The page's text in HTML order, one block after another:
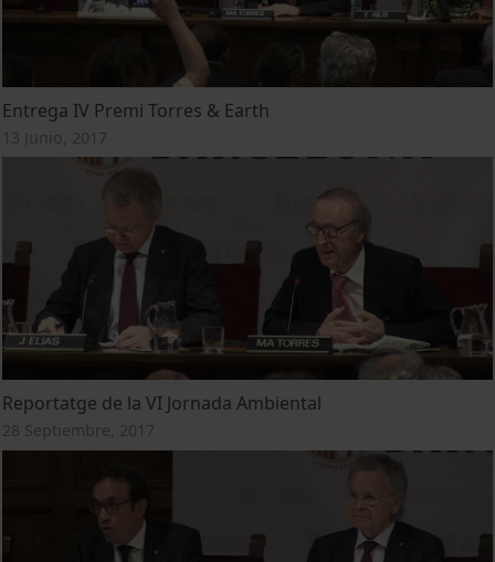
Entrega IV Premi Torres & Earth
13 Junio, 2017
Reportatge de la VI Jornada Ambiental
28 Septiembre, 2017